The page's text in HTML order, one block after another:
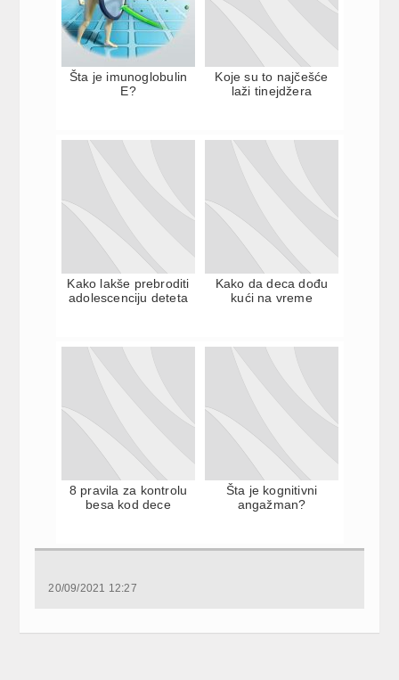
Šta je imunoglobulin
E?
Koje su to najčešće
laži tinejdžera
Kako lakše prebroditi
adolescenciju deteta
Kako da deca dođu
kući na vreme
8 pravila za kontrolu
besa kod dece
Šta je kognitivni
angažman?
20/09/2021 12:27